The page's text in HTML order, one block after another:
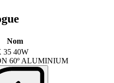
Nom
35 40W
60º ALUMINIUM